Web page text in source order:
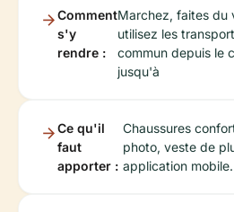
Comment
s'y
rendre :
Marchez, faites du
utilisez les
commun depuis le
jusqu'à
Ce qu'il
faut
apporter :
Chaussures
photo, veste de
application mobile.